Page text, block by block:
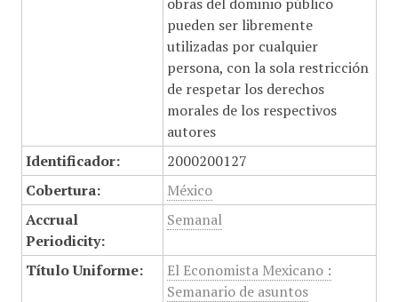
pueden ser libremente
utilizadas por cualquier
persona, con la sola restricción
de respetar los derechos
morales de los respectivos
autores
Identificador:
2000200127
Cobertura:
México
Accrual
Periodicity:
Semanal
Título Uniforme:
El Economista Mexicano :
Semanario de asuntos